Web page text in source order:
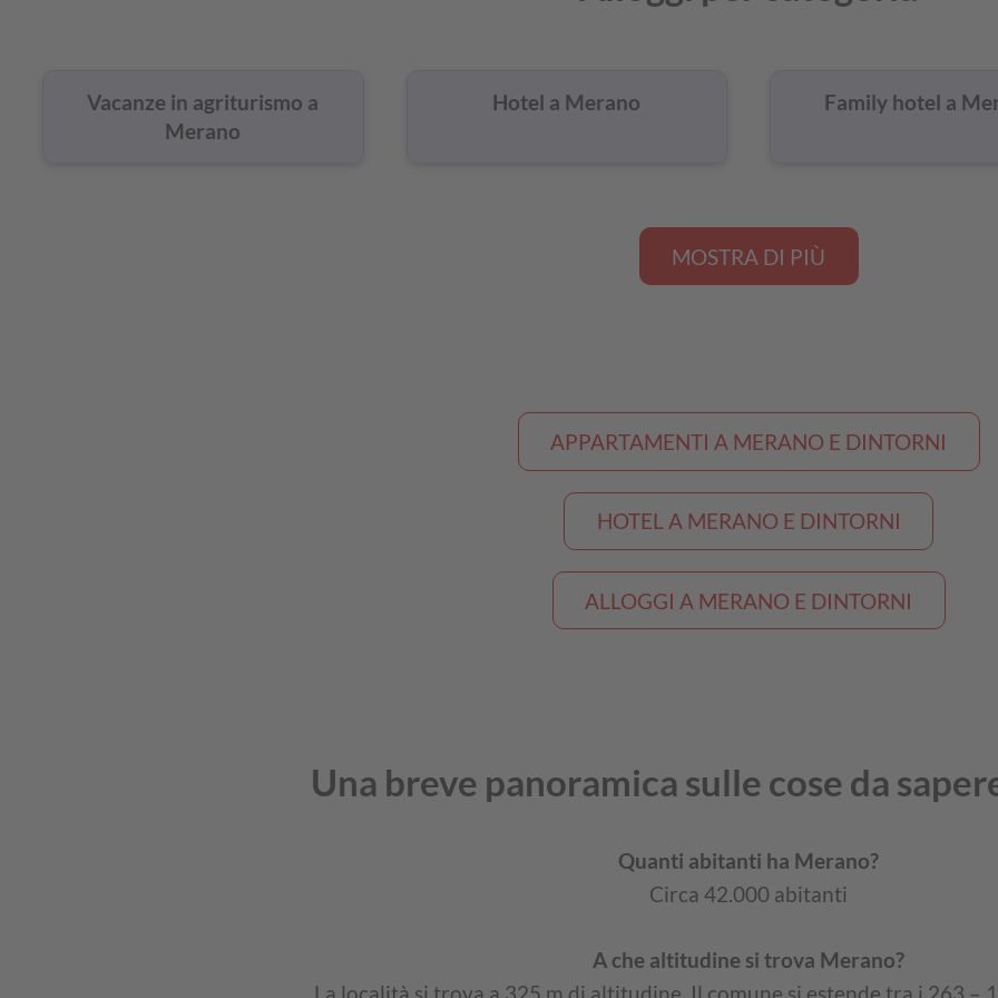
Vacanze in agriturismo a
Merano
Hotel a Merano Family hotel a
MOSTRA DI PIÙ
APPARTAMENTI A MERANO E DINTORNI
HOTEL A MERANO E DINTORNI
ALLOGGI A MERANO E DINTORNI
Una breve panoramica sulle cose da
Quanti abitanti ha Merano?
Circa 42.000 abitanti
A che altitudine si trova Merano?
La località si trova a 325 m di altitudine. Il comune si estende tra i 263 –